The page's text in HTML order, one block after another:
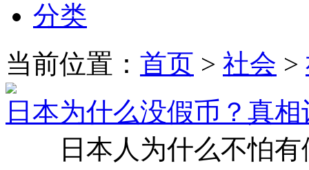
分类
当前位置： 首页 > 社会 >
日本为什么没假币？真
日本人为什么不怕有